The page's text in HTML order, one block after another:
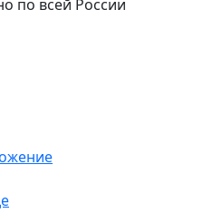
по всей России